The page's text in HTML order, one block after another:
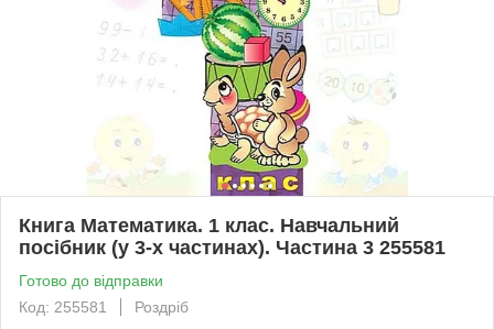
Книга Математика. 1 клас. Навчальний
посібник (у 3-х частинах). Частина 3 255581
Готово до відправки
Код: 255581
Роздріб